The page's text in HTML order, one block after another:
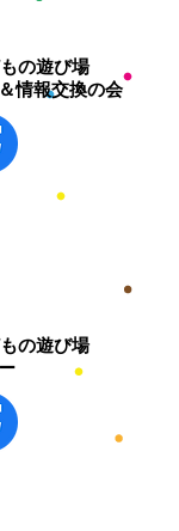
の遊び場
情報交換の会
の遊び場